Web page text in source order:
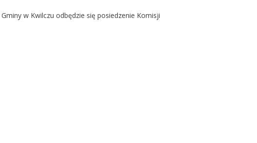
w Kwilczu odbędzie się posiedzenie Komisji